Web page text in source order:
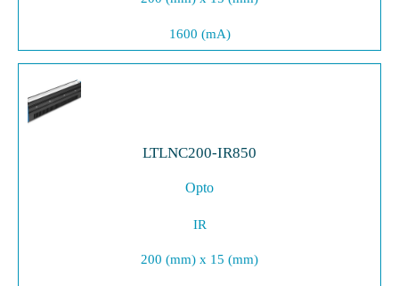
1600 (mA)
LTLNC200-IR850
Opto
IR
200 (mm) x 15 (mm)